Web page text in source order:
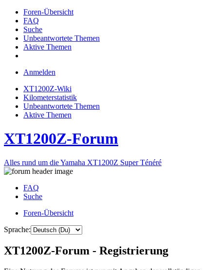
Foren-Übersicht
FAQ
Suche
Unbeantwortete Themen
Aktive Themen
Anmelden
XT1200Z-Wiki
Kilometerstatistik
Unbeantwortete Themen
Aktive Themen
XT1200Z-Forum
Alles rund um die Yamaha XT1200Z Super Ténéré
FAQ
Suche
Foren-Übersicht
Sprache:
XT1200Z-Forum - Registrierung